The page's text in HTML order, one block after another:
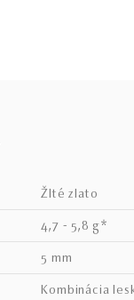
žlté zlato
4,7 - 5,8 g*
5 mm
kombinácia